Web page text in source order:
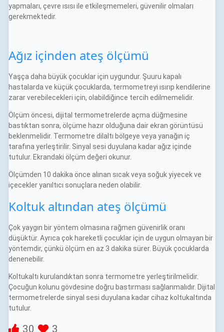
yapmaları, çevre ısısı ile etkileşmemeleri, güvenilir olmaları
gerekmektedir.
Ağız içinden ateş ölçümü
Yaşça daha büyük çocuklar için uygundur. Şuuru kapalı
hastalarda ve küçük çocuklarda, termometreyi ısırıp kendilerine
zarar verebilecekleri için, olabildiğince tercih edilmemelidir.
Ölçüm öncesi, dijital termometrelerde açma düğmesine
bastıktan sonra, ölçüme hazır olduğuna dair ekran görüntüsü
beklenmelidir. Termometre dilaltı bölgeye veya yanağın iç
tarafına yerleştirilir. Sinyal sesi duyulana kadar ağız içinde
tutulur. Ekrandaki ölçüm değeri okunur.
Ölçümden 10 dakika önce alınan sıcak veya soğuk yiyecek ve
içecekler yanıltıcı sonuçlara neden olabilir.
Koltuk altından ateş ölçümü
Çok yaygın bir yöntem olmasına rağmen güvenirlik oranı
düşüktür. Ayrıca çok hareketli çocuklar için de uygun olmayan bir
yöntemdir, çünkü ölçüm en az 3 dakika sürer. Büyük çocuklarda
denenebilir.
Koltukaltı kurulandıktan sonra termometre yerleştirilmelidir.
Çocuğun kolunu gövdesine doğru bastırması sağlanmalıdır. Dijital
termometrelerde sinyal sesi duyulana kadar cihaz koltukaltında
tutulur.
30 3